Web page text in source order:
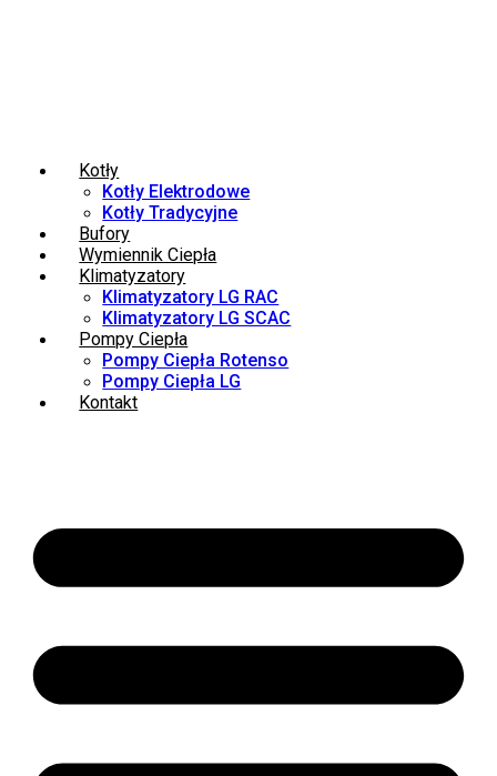
Kotły
Kotły Elektrodowe
Kotły Tradycyjne
Bufory
Wymiennik Ciepła
Klimatyzatory
Klimatyzatory LG RAC
Klimatyzatory LG SCAC
Pompy Ciepła
Pompy Ciepła Rotenso
Pompy Ciepła LG
Kontakt